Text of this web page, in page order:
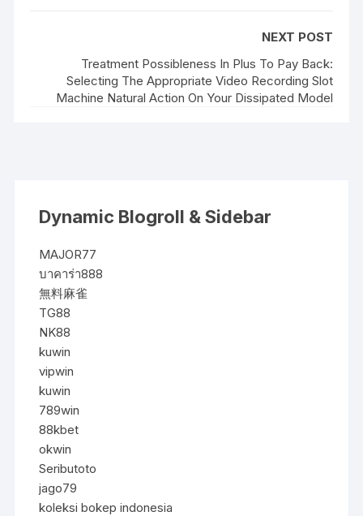
NEXT POST
Treatment Possibleness In Plus To Pay Back:
Selecting The Appropriate Video Recording Slot
Machine Natural Action On Your Dissipated Model
Dynamic Blogroll & Sidebar
MAJOR77
บาคาร่า888
無料麻雀
TG88
NK88
kuwin
vipwin
kuwin
789win
88kbet
okwin
Seributoto
jago79
koleksi bokep indonesia